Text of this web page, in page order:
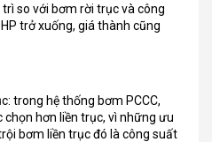
so với bơm rời trục và công
trở xuống, giá thành cũng
hệ thống bơm PCCC,
hơn liền trục, vì những ưu
bơm liền trục đó là công suất